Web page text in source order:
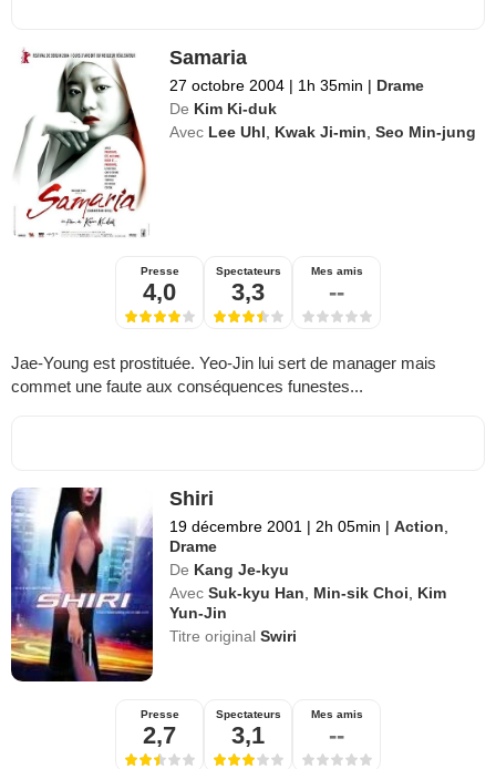
Samaria
27 octobre 2004 | 1h 35min | Drame
De Kim Ki-duk
Avec Lee Uhl Kwak Ji-min ,Seo Min-jung
Presse
4,0
Spectateurs
3,3
Mes amis
--
Jae-Young est prostituée. Yeo-Jin lui sert de manager mais
commet une faute aux conséquences funestes...
Shiri
19 décembre 2001 | 2h 05min | Action,
Drame
De Kang Je-kyu
Avec Suk-kyu Han, Min-sik Choi, Kim
Yun-Jin
Titre originalSwiri
Presse
2,7
Spectateurs
3,1
Mes amis
--